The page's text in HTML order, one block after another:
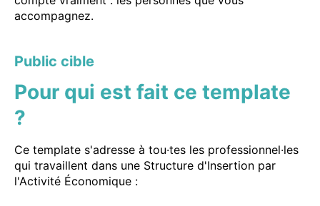
accompagnez.
Public cible
Pour qui est fait ce template
?
Ce template s'adresse à tou·tes les professionnel·les
qui travaillent dans une Structure d'Insertion par
l'Activité Économique :